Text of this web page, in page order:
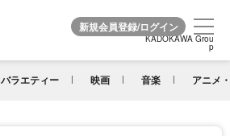
KADOKAWA Grou
p
バラエティー 映画 音楽 アニメ
KADOKAWA Grou
p